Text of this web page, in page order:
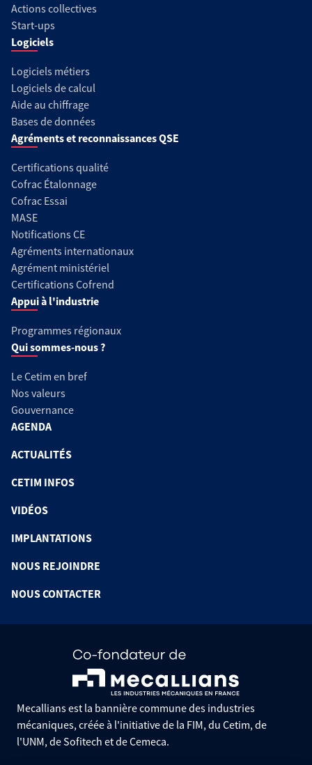
Actions collectives
Start-ups
Logiciels
Logiciels métiers
Logiciels de calcul
Aide au chiffrage
Bases de données
Agréments et reconnaissances QSE
Certifications qualité
Cofrac Étalonnage
Cofrac Essai
MASE
Notifications CE
Agréments internationaux
Agrément ministériel
Certifications Cofrend
Appui à l'industrie
Programmes régionaux
Qui sommes-nous ?
Le Cetim en bref
Nos valeurs
Gouvernance
AGENDA
ACTUALITÉS
CETIM INFOS
VIDÉOS
IMPLANTATIONS
NOUS REJOINDRE
NOUS CONTACTER
Mecallians est la bannière commune des industries
mécaniques, créée à l'initiative de la FIM, du Cetim, de
l'UNM, de Sofitech et de Cemeca.